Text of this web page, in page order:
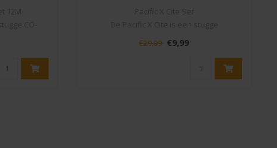
monofilament polyester snaar..
€29,99 €9,99